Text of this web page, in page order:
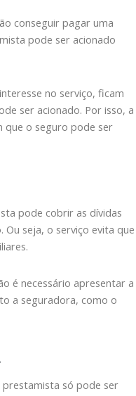
conseguir pagar uma
pode ser acionado
no serviço, ficam
ser acionado. Por isso, a
que o seguro pode ser
pode cobrir as dívidas
seja, o serviço evita que
é necessário apresentar a
a seguradora, como o
prestamista só pode ser